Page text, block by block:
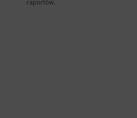
raportów.